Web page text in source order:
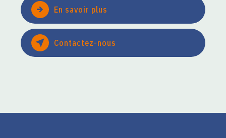
En savoir plus
Contactez-nous